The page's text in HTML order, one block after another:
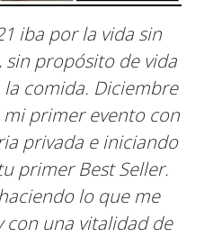
iba por la vida sin
propósito de vida
comida. Diciembre
mi primer evento con
privada e iniciando
primer Best Seller.
lo que me
con una vitalidad de